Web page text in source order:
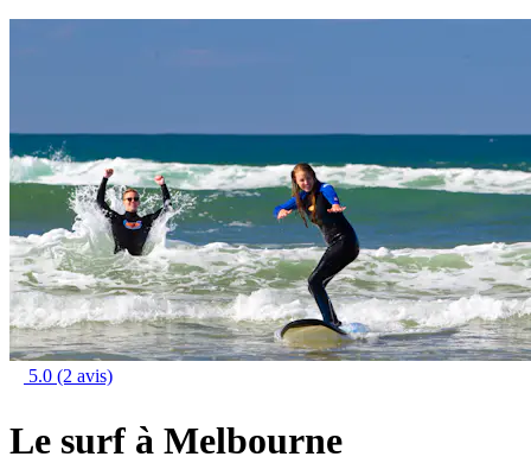
5.0 (2 avis)
Le surf à Melbourne